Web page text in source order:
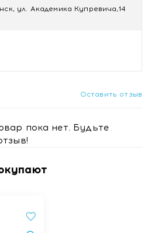
ул. Академика Купревича,14
Оставить отзыв
пока нет. Будьте